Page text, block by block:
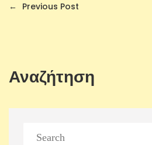
← Previous Post
Αναζήτηση